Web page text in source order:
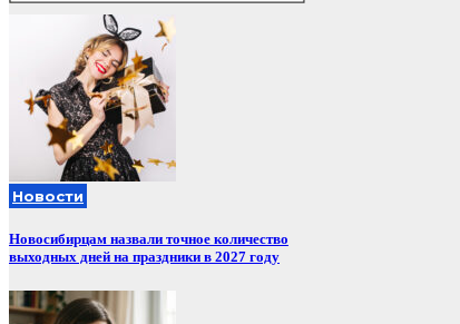
Новости
Новосибирцам назвали точное количество
выходных дней на праздники в 2027 году